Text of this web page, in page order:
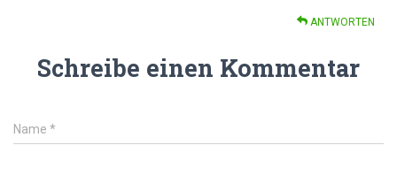
ANTWORTEN
Schreibe einen Kommentar
Name *